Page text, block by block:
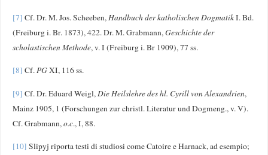
[7] Cf. Dr. M. Jos. Scheeben, Handbuch der katholischen DogmatikI. Bd.
(Freiburg i. Br. 1873), 422. Dr. M. Grabmann,Geschichte der
scholastischen Methode, v. I (Freiburg i. Br 1909), 77 ss.
[8] Cf.PGXI, 116 ss.
[9] Cf. Dr. Eduard Weigl, Die Heilslehre des hl. Cyrill von Alexandrien,
Mainz 1905, 1 (Forschungen zur christl. Literatur und Dogmeng., v. V).
Cf. Grabmann,o.c., I, 88.
[10] Slipyj riporta testi di studiosi come Catoire e Harnack, ad esempio;